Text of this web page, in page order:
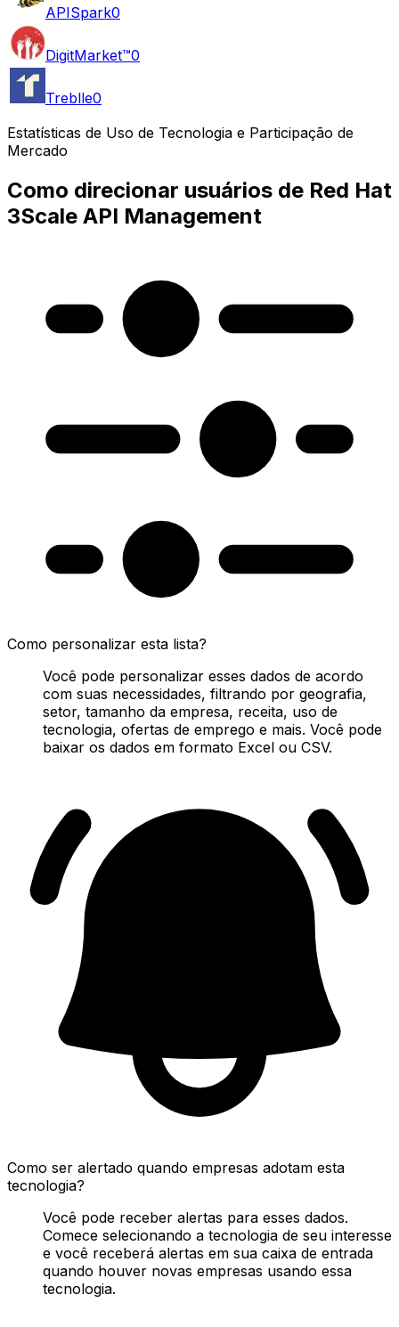
APISpark0
DigitMarket™0
Treblle0
Estatísticas de Uso de Tecnologia e Participação de
Mercado
Como direcionar usuários de Red Hat
3Scale API Management
Como personalizar esta lista?
Você pode personalizar esses dados de acordo
com suas necessidades, filtrando por geografia,
setor, tamanho da empresa, receita, uso de
tecnologia, ofertas de emprego e mais. Você pode
baixar os dados em formato Excel ou CSV.
Como ser alertado quando empresas adotam esta
tecnologia?
Você pode receber alertas para esses dados.
Comece selecionando a tecnologia de seu interesse
e você receberá alertas em sua caixa de entrada
quando houver novas empresas usando essa
tecnologia.